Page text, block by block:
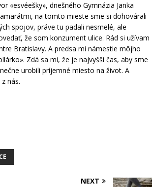
«esvéešky», dnešného Gymnázia Janka
na tomto mieste sme si dohovárali
spojov, práve tu padali nesmelé, ale
že som konzument ulice. Rád si užívam
Bratislavy. A predsa mi námestie môjho
Zdá sa mi, že je najvyšší čas, aby sme
urobili príjemné miesto na život. A
nás.
NEXT